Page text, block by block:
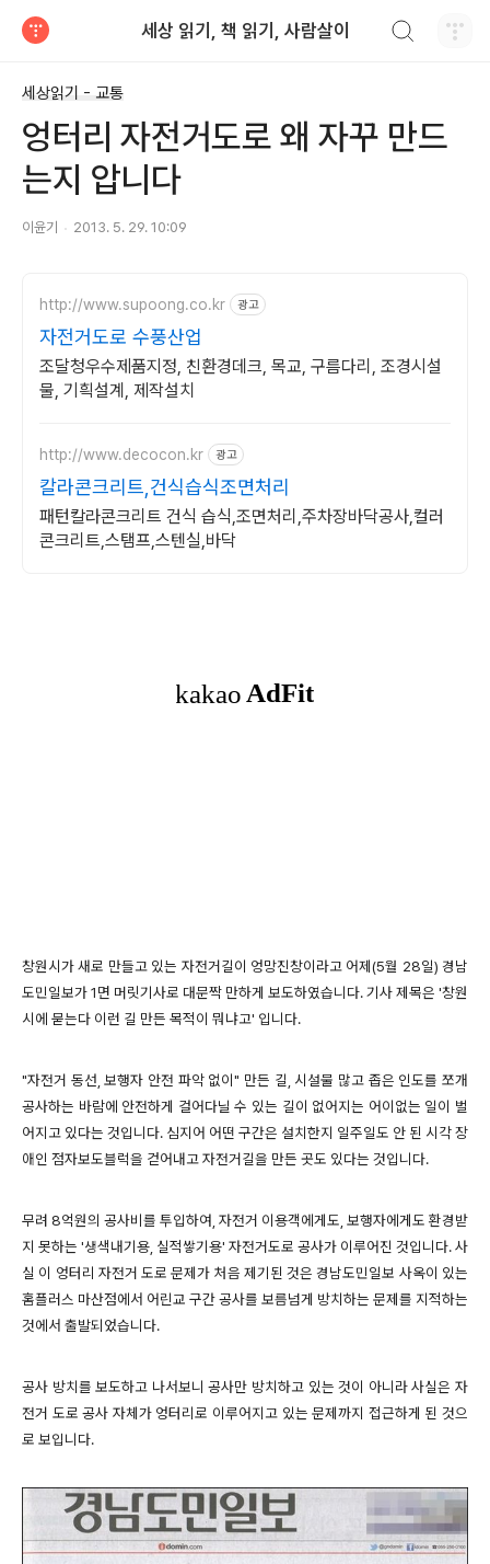
세상 읽기, 책 읽기, 사람살이
세상읽기 - 교통
엉터리 자전거도로 왜 자꾸 만드
는지 압니다
이윤기 2013. 5. 29. 10:09
http://www.supoong.co.kr 광고
자전거도로 수풍산업
조달청우수제품지정, 친환경데크, 목교, 구름다리, 조경시설
물, 기흭설계, 제작설치
http://www.decocon.kr 광고
칼라콘크리트,건식습식조면처리
패턴칼라콘크리트 건식 습식,조면처리,주차장바닥공사,컬러
콘크리트,스탬프,스텐실,바닥
창원시가 새로 만들고 있는 자전거길이 엉망진창이라고 어제(5월 28일) 경남
도민일보가 1면 머릿기사로 대문짝 만하게 보도하였습니다. 기사 제목은 '창원
시에 묻는다 이런 길 만든 목적이 뭐냐고' 입니다.
"자전거 동선, 보행자 안전 파악 없이" 만든 길, 시설물 많고 좁은 인도를 쪼개
공사하는 바람에 안전하게 걸어다닐 수 있는 길이 없어지는 어이없는 일이 벌
어지고 있다는 것입니다. 심지어 어떤 구간은 설치한지 일주일도 안 된 시각 장
애인 점자보도블럭을 걷어내고 자전거길을 만든 곳도 있다는 것입니다.
무려 8억원의 공사비를 투입하여, 자전거 이용객에게도, 보행자에게도 환경받
지 못하는 '생색내기용, 실적쌓기용' 자전거도로 공사가 이루어진 것입니다. 사
실 이 엉터리 자전거 도로 문제가 처음 제기된 것은 경남도민일보 사옥이 있는
홈플러스 마산점에서 어린교 구간 공사를 보름넘게 방치하는 문제를 지적하는
것에서 출발되었습니다.
공사 방치를 보도하고 나서보니 공사만 방치하고 있는 것이 아니라 사실은 자
전거 도로 공사 자체가 엉터리로 이루어지고 있는 문제까지 접근하게 된 것으
로 보입니다.